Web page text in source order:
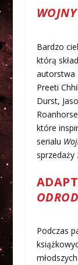
Bardzo
którą
autorstwa
Preeti
Durst,
które
serialu
sprzedaży
Podczas